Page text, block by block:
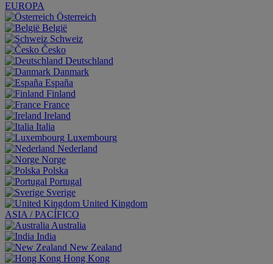
EUROPA
Österreich
België
Schweiz
Česko
Deutschland
Danmark
España
Finland
France
Ireland
Italia
Luxembourg
Nederland
Norge
Polska
Portugal
Sverige
United Kingdom
ASIA / PACÍFICO
Australia
India
New Zealand
Hong Kong